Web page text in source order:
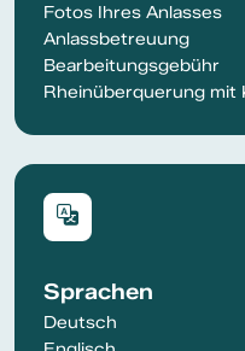
Fotos Ihres Anlasses
Anlassbetreuung
Bearbeitungsgebühr
Rheinüberquerung mit
Sprachen
Deutsch